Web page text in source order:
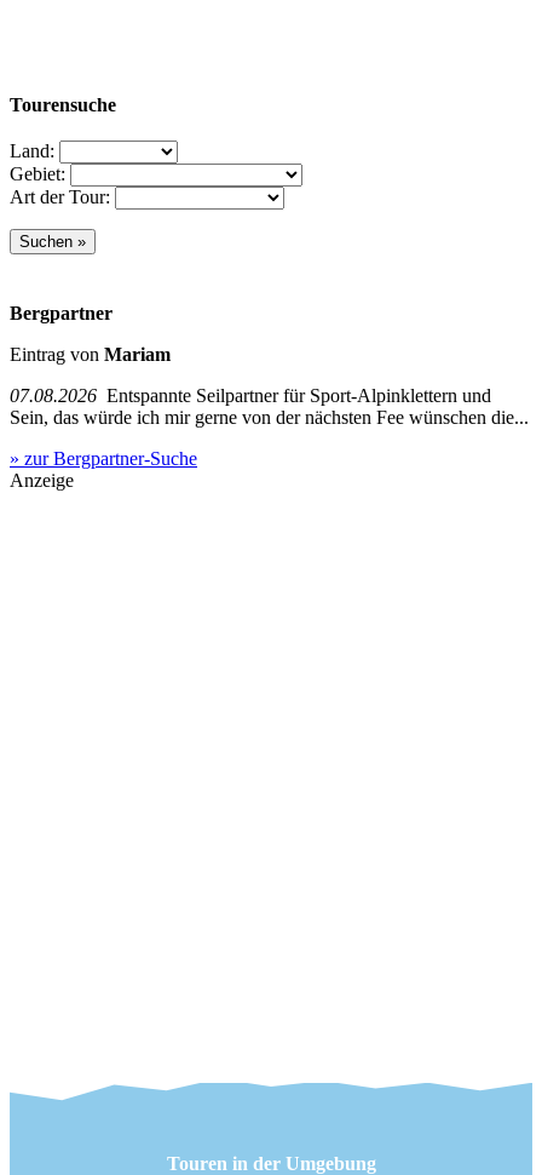
Tourensuche
Land:
Gebiet:
Art der Tour:
Bergpartner
Eintrag von Mariam
07.08.2026 Entspannte Seilpartner für Sport-Alpinklettern und
Sein, das würde ich mir gerne von der nächsten Fee wünschen die...
» zur Bergpartner-Suche
Anzeige
Touren in der Umgebung